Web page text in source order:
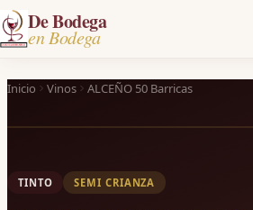
De Bodega
en Bodega
Inicio Vinos ALCEÑO 50 Barricas
TINTO SEMI CRIANZA